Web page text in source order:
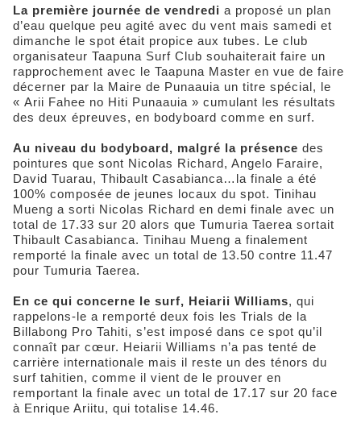
La première journée de vendredi a proposé un plan
d’eau quelque peu agité avec du vent mais samedi et
dimanche le spot était propice aux tubes. Le club
organisateur Taapuna Surf Club souhaiterait faire un
rapprochement avec le Taapuna Master en vue de faire
décerner par la Maire de Punaauia un titre spécial, le
« Arii Fahee no Hiti Punaauia » cumulant les résultats
des deux épreuves, en bodyboard comme en surf.
Au niveau du bodyboard, malgré la présence des
pointures que sont Nicolas Richard, Angelo Faraire,
David Tuarau, Thibault Casabianca…la finale a été
100% composée de jeunes locaux du spot. Tinihau
Mueng a sorti Nicolas Richard en demi finale avec un
total de 17.33 sur 20 alors que Tumuria Taerea sortait
Thibault Casabianca. Tinihau Mueng a finalement
remporté la finale avec un total de 13.50 contre 11.47
pour Tumuria Taerea.
En ce qui concerne le surf, Heiarii Williams, qui
rappelons-le a remporté deux fois les Trials de la
Billabong Pro Tahiti, s’est imposé dans ce spot qu’il
connaît par cœur. Heiarii Williams n’a pas tenté de
carrière internationale mais il reste un des ténors du
surf tahitien, comme il vient de le prouver en
remportant la finale avec un total de 17.17 sur 20 face
à Enrique Ariitu, qui totalise 14.46.